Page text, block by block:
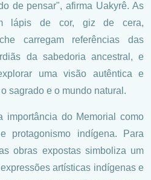
de pensar", afirma Uakyrê. As
lápis de cor, giz de cera,
carregam referências das
da sabedoria ancestral, e
uma visão autêntica e
sagrado e o mundo natural.
importância do Memorial como
protagonismo indígena. Para
obras expostas simboliza um
artísticas indígenas e